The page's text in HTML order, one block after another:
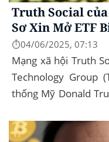
Truth Social
Sơ Xin Mở ETF
⏱️04/06/2025, 07:13
Mạng xã hội Truth
Technology Group
thống Mỹ Donald